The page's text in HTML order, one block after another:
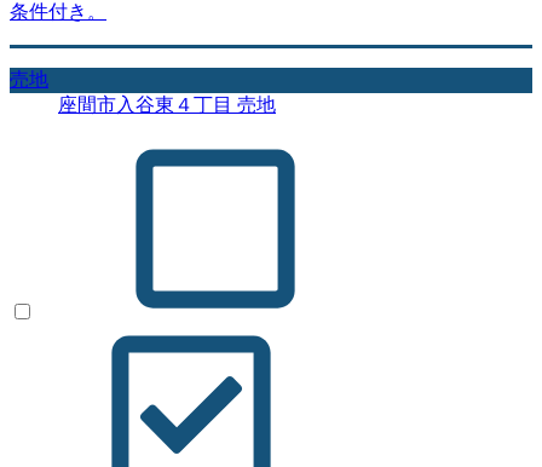
条件付き。
売地
座間市入谷東４丁目 売地